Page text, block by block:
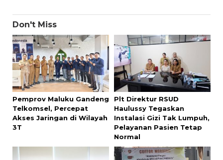
Don't Miss
Pemprov Maluku Gandeng
Telkomsel, Percepat
Akses Jaringan di Wilayah
3T
Plt Direktur RSUD
Haulussy Tegaskan
Instalasi Gizi Tak Lumpuh,
Pelayanan Pasien Tetap
Normal